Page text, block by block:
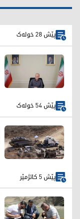
پێش 28 خولەک
پێش 54 خولەک
پێش 5 کاتژمێر